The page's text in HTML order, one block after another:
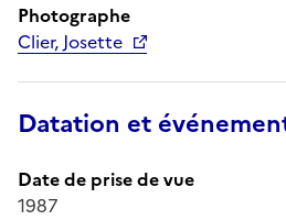
Photographe
Clier, Josette
Datation et
Date de prise de vue
1987